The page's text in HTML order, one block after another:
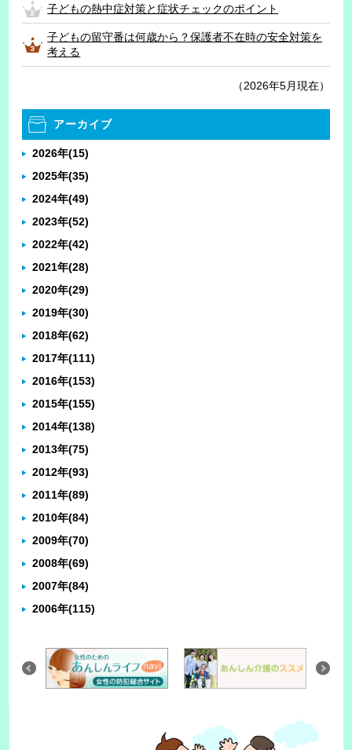
子どもの熱中症対策と症状チェックのポイント
子どもの留守番は何歳から？保護者不在時の安全対策を
考える
（2026年5月現在）
アーカイブ
2026年(15)
2025年(35)
2024年(49)
2023年(52)
2022年(42)
2021年(28)
2020年(29)
2019年(30)
2018年(62)
2017年(111)
2016年(153)
2015年(155)
2014年(138)
2013年(75)
2012年(93)
2011年(89)
2010年(84)
2009年(70)
2008年(69)
2007年(84)
2006年(115)